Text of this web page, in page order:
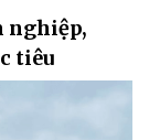
nghiệp,
tiêu